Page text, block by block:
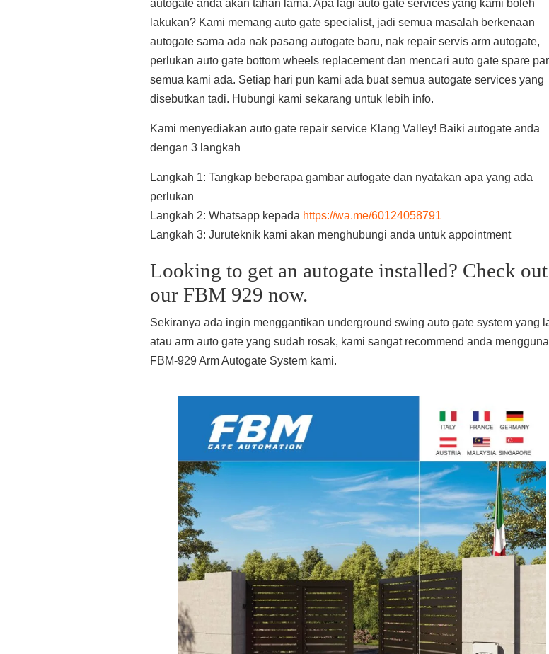
autogate anda akan tahan lama. Apa lagi auto gate services yang kami boleh
lakukan? Kami memang auto gate specialist, jadi semua masalah berkenaan
autogate sama ada nak pasang autogate baru, nak repair servis arm autogate,
perlukan auto gate bottom wheels replacement dan mencari auto gate spare
semua kami ada. Setiap hari pun kami ada buat semua autogate services yang
disebutkan tadi. Hubungi kami sekarang untuk lebih info.
Kami menyediakan auto gate repair service Klang Valley! Baiki autogate anda
dengan 3 langkah
Langkah 1: Tangkap beberapa gambar autogate dan nyatakan apa yang ada
perlukan
Langkah 2: Whatsapp kepada https://wa.me/60124058791
Langkah 3: Juruteknik kami akan menghubungi anda untuk appointment
Looking to get an autogate installed? Check out
our FBM 929 now.
Sekiranya ada ingin menggantikan underground swing auto gate system yang
atau arm auto gate yang sudah rosak, kami sangat recommend anda
FBM-929 Arm Autogate System kami.